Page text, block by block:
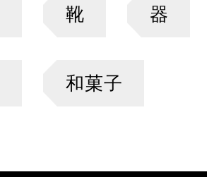
靴 器
和菓子